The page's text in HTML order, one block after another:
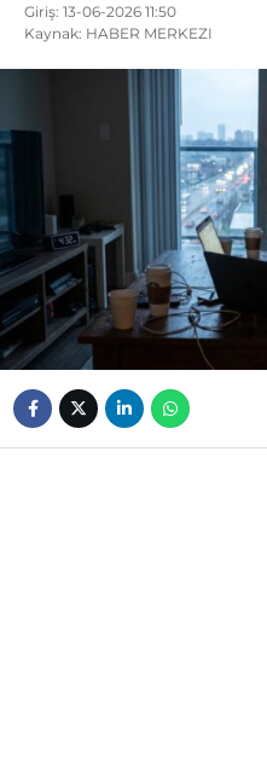
Giriş: 13-06-2026 11:50
Kaynak: HABER MERKEZI